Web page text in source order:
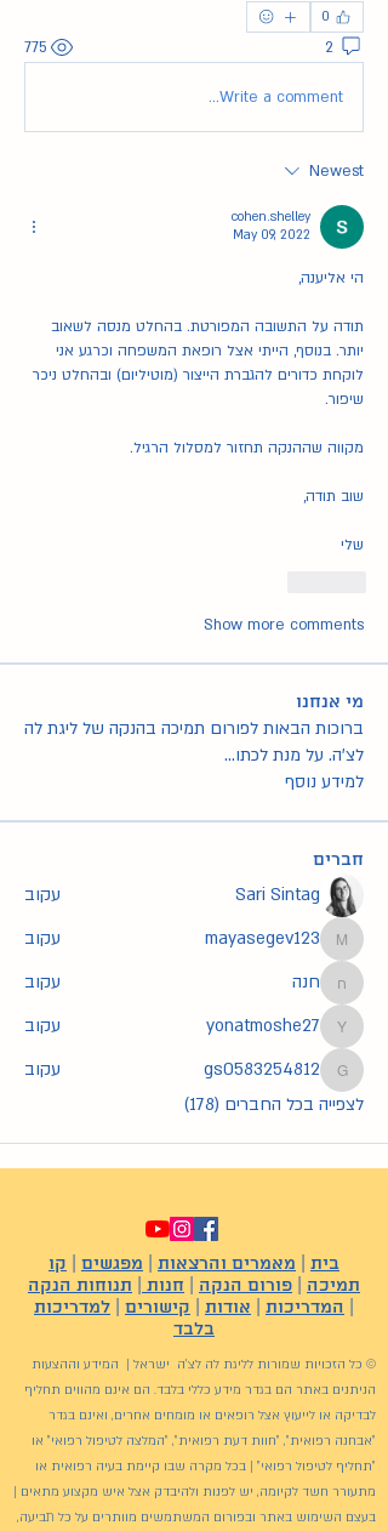
0
2
775
Write a comment...
Newest
cohen.shelley
May 09, 2022
הי אליענה,
שיפור.
מקווה שההנקה תחזור למסלול הרגיל.
שוב תודה,
שלי
Show more comments
מי אנחנו
ברוכות הבאות לפורום תמיכה בהנקה של ליגת לה
לצ'ה. על מנת לכתו...
למידע נוסף
חברים
Sari Sintag עקוב
mayasegev123
mayasegev123 עקוב
חנהחנה עקוב
yonatmoshe27
yonatmoshe27 עקוב
gs0583254812
gs0583254812
עקוב
לצפייה בכל החברים (178)
בית מאמרים והרצאות מפגשים
קו
תמיכה
פורום הנקה חנות
תנוחות הנקה
המדריכות אודות קישורים
למדריכות
בלבד
© כל הזכויות שמורות לליגת לה לצ'ה ישראל | המידע וההצעות
הניתנים באתר הם בגדר מידע כללי בלבד. הם אינם מהווים תחליף
לבדיקה או לייעוץ אצל רופאים או מומחים אחרים, ואינם בגדר
"אבחנה רפואית", "חוות דעת רפואית", "המלצה לטיפול רפואי" או
"תחליף לטיפול רפואי" | בכל מקרה שבו קיימת בעיה רפואית או
מתעורר חשד לקיומה, יש לפנות ולהיבדק אצל איש מקצוע מתאים |
בעצם השימוש באתר ובפורום המשתמשים מוותרים על כל תביעה,